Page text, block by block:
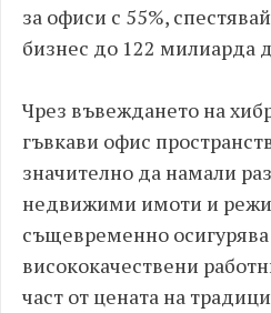
за офиси с 55%,
бизнес до 122 милиарда
Чрез въвеждането на
гъвкави офис
значително да намали
недвижими имоти и
същевременно
висококачествени
част от цената на